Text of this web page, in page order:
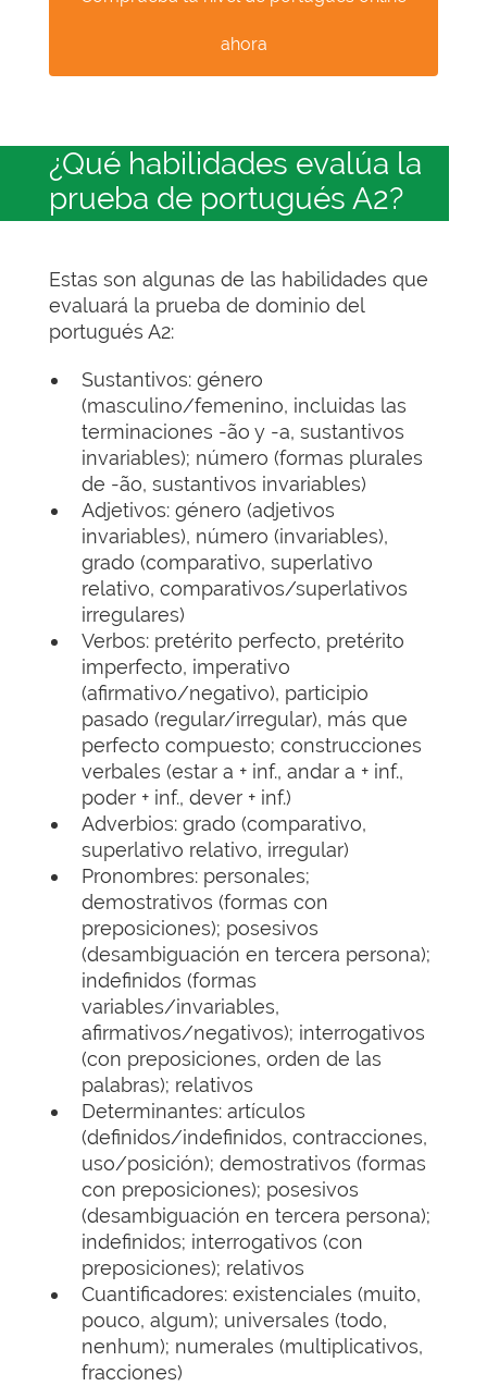
ahora
¿Qué habilidades evalúa la
prueba de portugués A2?
Estas son algunas de las habilidades que
evaluará la prueba de dominio del
portugués A2:
Sustantivos: género
(masculino/femenino, incluidas las
terminaciones -ão y -a, sustantivos
invariables); número (formas plurales
de -ão, sustantivos invariables)
Adjetivos: género (adjetivos
invariables), número (invariables),
grado (comparativo, superlativo
relativo, comparativos/superlativos
irregulares)
Verbos: pretérito perfecto, pretérito
imperfecto, imperativo
(afirmativo/negativo), participio
pasado (regular/irregular), más que
perfecto compuesto; construcciones
verbales (estar a + inf., andar a + inf.,
poder + inf., dever + inf.)
Adverbios: grado (comparativo,
superlativo relativo, irregular)
Pronombres: personales;
demostrativos (formas con
preposiciones); posesivos
(desambiguación en tercera persona);
indefinidos (formas
variables/invariables,
afirmativos/negativos); interrogativos
(con preposiciones, orden de las
palabras); relativos
Determinantes: artículos
(definidos/indefinidos, contracciones,
uso/posición); demostrativos (formas
con preposiciones); posesivos
(desambiguación en tercera persona);
indefinidos; interrogativos (con
preposiciones); relativos
Cuantificadores: existenciales (muito,
pouco, algum); universales (todo,
nenhum); numerales (multiplicativos,
fracciones)